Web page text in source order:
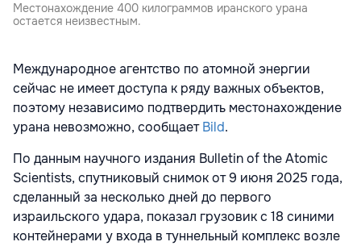
Местонахождение 400 килограммов иранского урана
остается неизвестным.
Международное агентство по атомной энергии
сейчас не имеет доступа к ряду важных объектов,
поэтому независимо подтвердить местонахождение
урана невозможно, сообщаетBild.
По данным научного издания Bulletin of the Atomic
Scientists, спутниковый снимок от 9 июня 2025 года,
сделанный за несколько дней до первого
израильского удара, показал грузовик с 18 синими
контейнерами у входа в туннельный комплекс возле